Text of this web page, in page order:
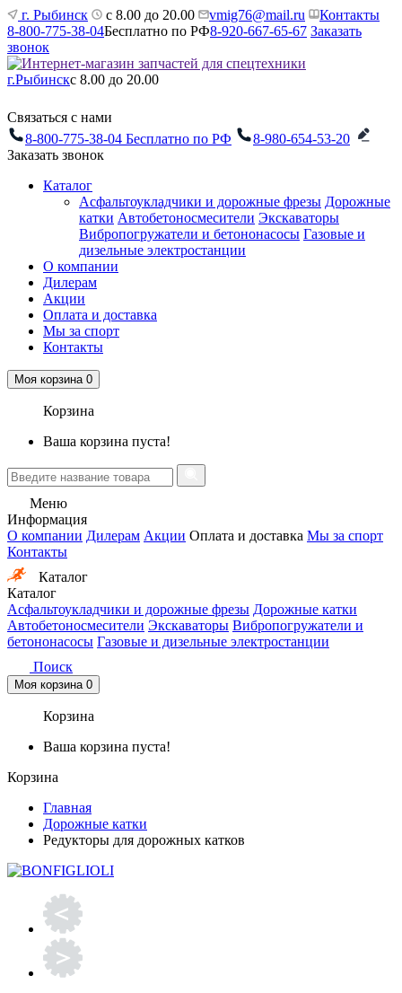
г. Рыбинск с 8.00 до 20.00 vmig76@mail.ru
Контакты
8-800-775-38-04Бесплатно по РФ8-920-667-65-67 Заказать
звонок
г.Рыбинскс 8.00 до 20.00
Связаться с нами
8-800-775-38-04 Бесплатно по РФ
8-980-654-53-20
Заказать звонок
Каталог
Асфальтоукладчики и дорожные фрезы Дорожные
катки Автобетоносмесители Экскаваторы
Вибропогружатели и бетононасосы Газовые и
дизельные электростанции
О компании
Дилерам
Акции
Оплата и доставка
Мы за спорт
Контакты
Моя корзина 0
Корзина
Ваша корзина пуста!
Меню
Информация
О компании Дилерам Акции Оплата и доставка Мы за спорт
Контакты
Каталог
Каталог
Асфальтоукладчики и дорожные фрезы Дорожные катки
Автобетоносмесители Экскаваторы Вибропогружатели и
бетононасосы Газовые и дизельные электростанции
Поиск
Моя корзина 0
Корзина
Ваша корзина пуста!
Корзина
Главная
Дорожные катки
Редукторы для дорожных катков